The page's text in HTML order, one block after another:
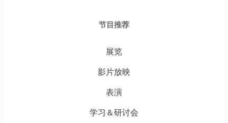
节目推荐
展览
影片放映
表演
学习＆研讨会